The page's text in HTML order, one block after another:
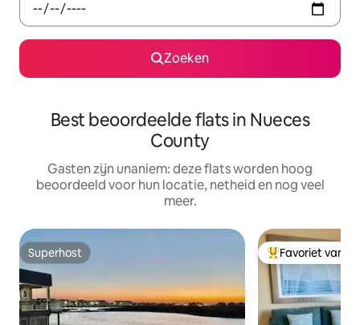
Zoeken
Best beoordeelde flats in Nueces
County
Gasten zijn unaniem: deze flats worden hoog
beoordeeld voor hun locatie, netheid en nog veel
meer.
Superhost
Superhost Topfavoriet van
Favoriet van